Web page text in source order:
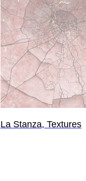
La Stanza, Textures